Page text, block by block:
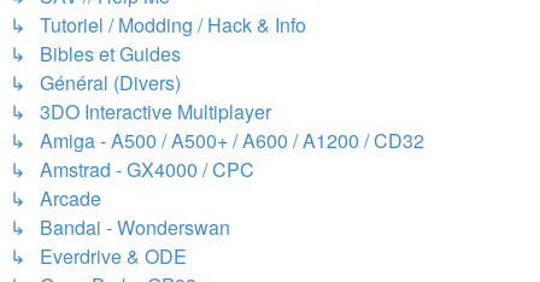
↳ Tutoriel / Modding / Hack & Info
↳ Bibles et Guides
↳ Général (Divers)
↳ 3DO Interactive Multiplayer
↳ Amiga - A500 / A500+ / A600 / A1200 / CD32
↳ Amstrad - GX4000 / CPC
↳ Arcade
↳ Bandai - Wonderswan
↳ Everdrive & ODE